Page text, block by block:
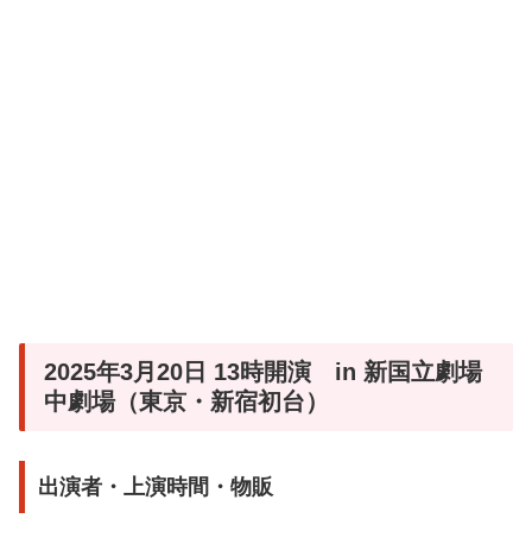
2025年3月20日 13時開演 in 新国立劇場
中劇場（東京・新宿初台）
出演者・上演時間・物販